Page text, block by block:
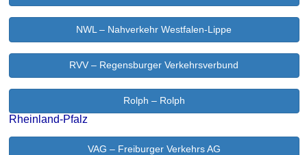
NWL – Nahverkehr Westfalen-Lippe
RVV – Regensburger Verkehrsverbund
Rolph – Rolph
Rheinland-Pfalz
VAG – Freiburger Verkehrs AG